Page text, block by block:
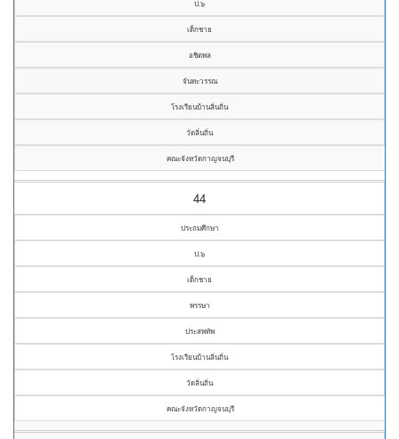
ป.๖
เด็กชาย
อชิตพล
จันทะวรรณ
โรงเรียนบ้านลิ่นถิ่น
วัดลิ่นถิ่น
คณะจังหวัดกาญจนบุรี
44
ประถมศึกษา
ป.๖
เด็กชาย
พรรษา
ประสพทัพ
โรงเรียนบ้านลิ่นถิ่น
วัดลิ่นถิ่น
คณะจังหวัดกาญจนบุรี